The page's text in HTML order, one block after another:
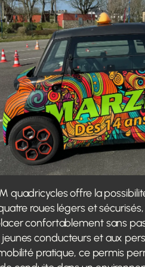
quadricycles offre la
roues légers et
confortablement sans
conducteurs et aux
pratique, ce permis